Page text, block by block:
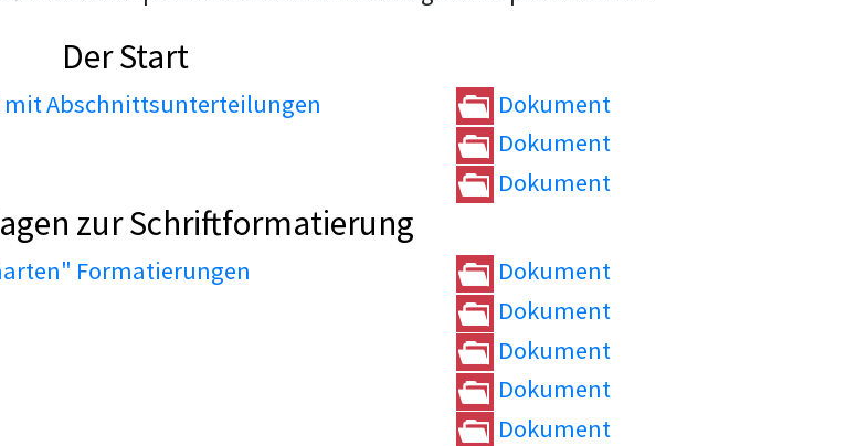
Der Start
mit Abschnittsunterteilungen
Dokument
Dokument
Dokument
zur Schriftformatierung
Formatierungen
Dokument
Dokument
Dokument
Dokument
Dokument